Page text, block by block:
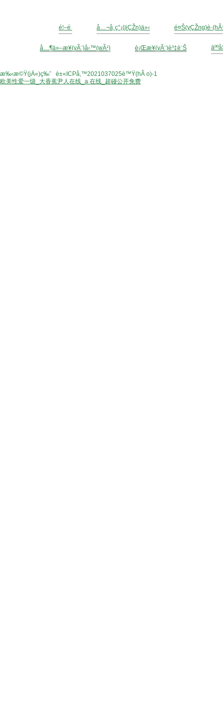
é¦–é  å…¬å¸ç°¡(jiÇŽn)ä»‹
å…¶ä»–æ¥­(yÃ¨)å‹™(wÃ¹) è¡Œæ¥­(yÃ¨)è³‡è¨Š
æ‰‹æ©Ÿ(jÄ«)ç‰ˆ
è±«ICPå‚™2021037025è™Ÿ(hÃ o)-1
欧美性爱一级_大香蕉尹人在线_a 在线_超碰公开免费